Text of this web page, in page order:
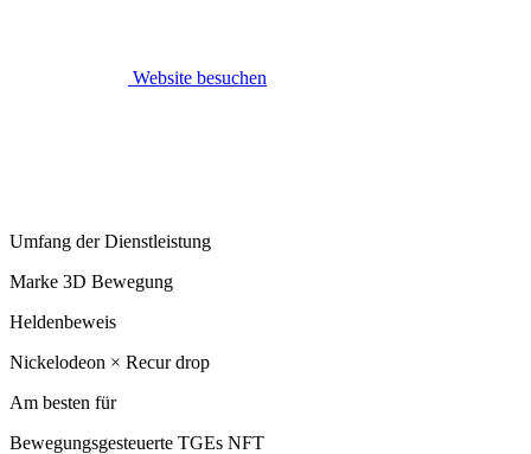
Website besuchen
Umfang der Dienstleistung
Marke 3D Bewegung
Heldenbeweis
Nickelodeon × Recur drop
Am besten für
Bewegungsgesteuerte TGEs NFT